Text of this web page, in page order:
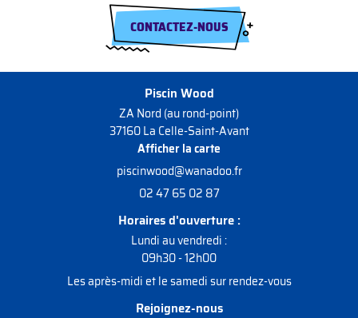
CONTACTEZ-NOUS
Piscin Wood
ZA Nord (au rond-point)
37160 La Celle-Saint-Avant
Afficher la carte
02 47 65 02 87
Horaires d'ouverture :
Lundi au vendredi :
09h30 - 12h00
Les après-midi et le samedi sur rendez-vous
Rejoignez-nous